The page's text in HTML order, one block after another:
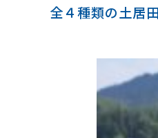
全４種類の土居